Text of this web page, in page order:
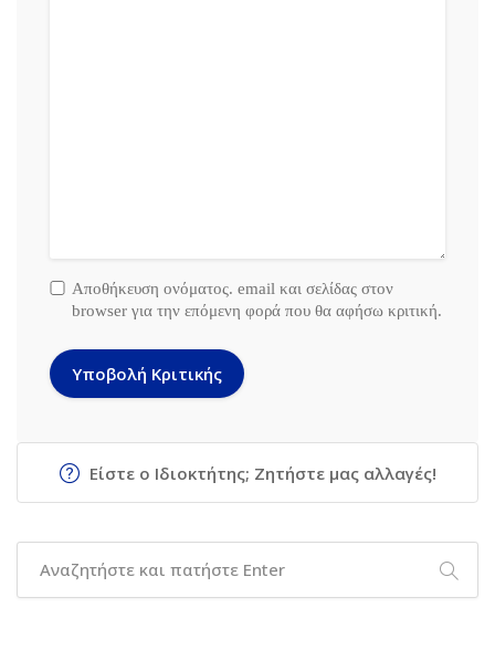
Αποθήκευση ονόματος. email και σελίδας στον
browser για την επόμενη φορά που θα αφήσω κριτική.
Είστε ο Ιδιοκτήτης; Ζητήστε μας αλλαγές!